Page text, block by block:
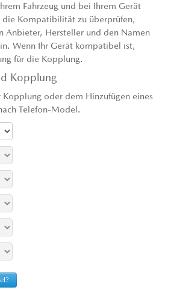
Fahrzeug und bei Ihrem Gerät
die Kompatibilität zu überprüfen,
Anbieter, Hersteller und den Namen
Wenn Ihr Gerät kompatibel ist,
für die Kopplung.
Kopplung
Kopplung oder dem Hinzufügen eines
Telefon-Model.